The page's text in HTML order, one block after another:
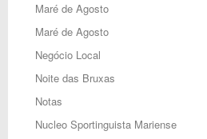
Maré de Agosto
Maré de Agosto
Negócio Local
Noite das Bruxas
Notas
Nucleo Sportinguista Mariense